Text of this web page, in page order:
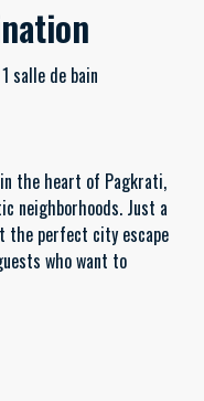
1 salle de bain
the heart of Pagkrati,
neighborhoods. Just a
the perfect city escape
who want to